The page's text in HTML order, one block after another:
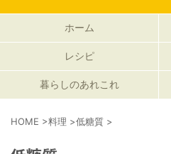
ホーム
レシピ
暮らしのあれこれ
HOME >料理 >低糖質 >